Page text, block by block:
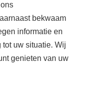
bekwaam
informatie en
uw situatie. Wij
genieten van uw